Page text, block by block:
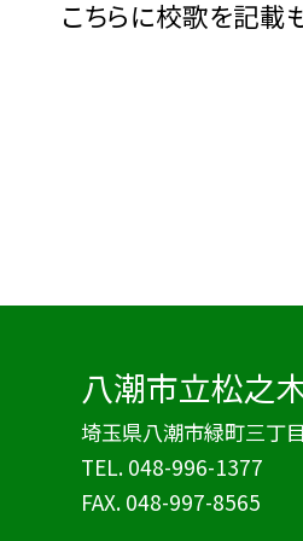
こちらに校歌を記載
八潮市立松之
埼玉県八潮市緑町三丁
TEL. 048-996-1377
FAX. 048-997-8565